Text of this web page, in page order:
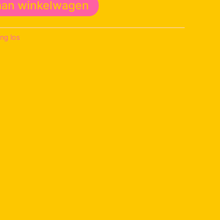
winkelwagen
los